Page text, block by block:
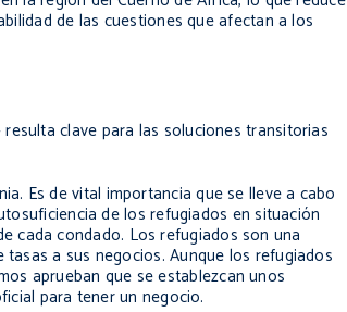
de las cuestiones que afectan a los
clave para las soluciones transitorias
Es de vital importancia que se lleve a cabo
de los refugiados en situación
cada condado. Los refugiados son una
a sus negocios. Aunque los refugiados
aprueban que se establezcan unos
para tener un negocio.